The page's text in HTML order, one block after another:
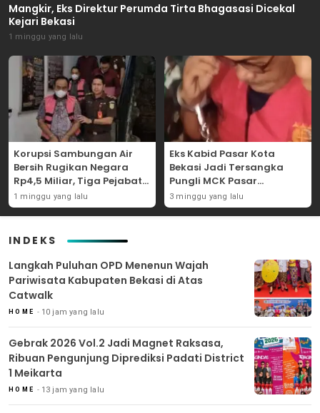
Mangkir, Eks Direktur Perumda Tirta Bhagasasi Dicekal
Kejari Bekasi
1 minggu yang lalu
Korupsi Sambungan Air
Bersih Rugikan Negara
Rp4,5 Miliar, Tiga Pejabat
Perumda Dijerat
1 minggu yang lalu
Eks Kabid Pasar Kota
Bekasi Jadi Tersangka
Pungli MCK Pasar
Bantargebang
3 minggu yang lalu
INDEKS
Langkah Puluhan OPD Menenun Wajah
Pariwisata Kabupaten Bekasi di Atas
Catwalk
HOME 10 jam yang lalu
Gebrak 2026 Vol.2 Jadi Magnet Raksasa,
Ribuan Pengunjung Diprediksi Padati District
1 Meikarta
HOME 13 jam yang lalu